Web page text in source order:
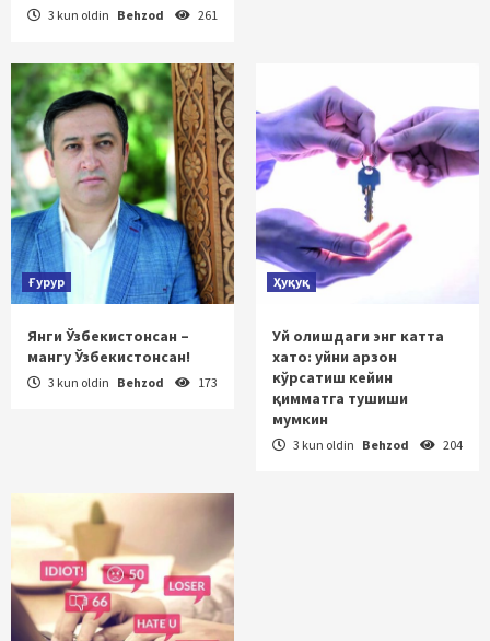
3 kun oldin Behzod 261
Ғурур
Янги Ўзбекистонсан –
мангу Ўзбекистонсан!
3 kun oldin Behzod 173
Ҳуқуқ
Уй олишдаги энг катта
хато: уйни арзон
кўрсатиш кейин
қимматга тушиши
мумкин
3 kun oldin Behzod 204